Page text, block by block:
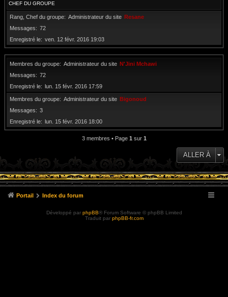
CHEF DU GROUPE
Rang, Chef du groupe Administrateur du site Resane
Messages
72
Enregistré le
ven. 12 févr. 2016 19:03
Membres du groupe Administrateur du site N'Jini Mchawi
Messages
72
Enregistré le
lun. 15 févr. 2016 17:59
Membres du groupe Administrateur du site Bigonoud
Messages
3
Enregistré le
lun. 15 févr. 2016 18:00
3 membres • Page 1 sur 1
ALLER À
Portail Index du forum
Développé par phpBB® Forum Software © phpBB Limited
Traduit par phpBB-fr.com